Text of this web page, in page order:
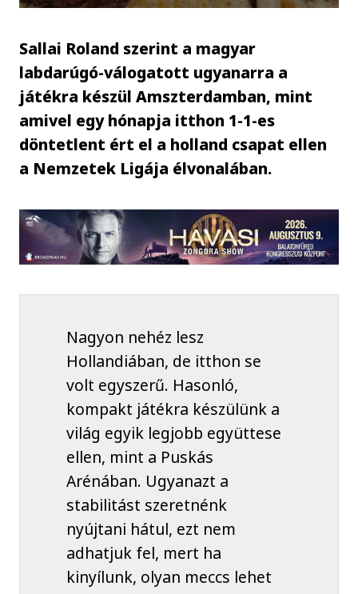
Sallai Roland szerint a magyar
labdarúgó-válogatott ugyanarra a
játékra készül Amszterdamban, mint
amivel egy hónapja itthon 1-1-es
döntetlent ért el a holland csapat ellen
a Nemzetek Ligája élvonalában.
Nagyon nehéz lesz
Hollandiában, de itthon se
volt egyszerű. Hasonló,
kompakt játékra készülünk a
világ egyik legjobb együttese
ellen, mint a Puskás
Arénában. Ugyanazt a
stabilitást szeretnénk
nyújtani hátul, ezt nem
adhatjuk fel, mert ha
kinyílunk, olyan meccs lehet